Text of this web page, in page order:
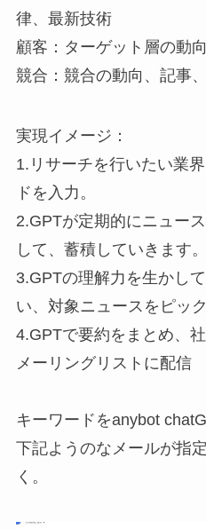
律、最新技術
顧客：ターゲット層の動向
競合：競合の動向、記事
実現イメージ：
1.リサーチを行いたい業
ドを入力。
2.GPTが定期的にニュー
して、蓄積していきます。
3.GPTの理解力を生かし
い、対象ニュースをピッ
4.GPTで要約をまとめ、
メーリングリストに配信
キーワードをanybot
下記ようのなメールが指
く。